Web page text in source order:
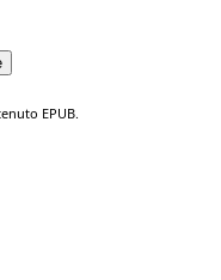
EPUB.